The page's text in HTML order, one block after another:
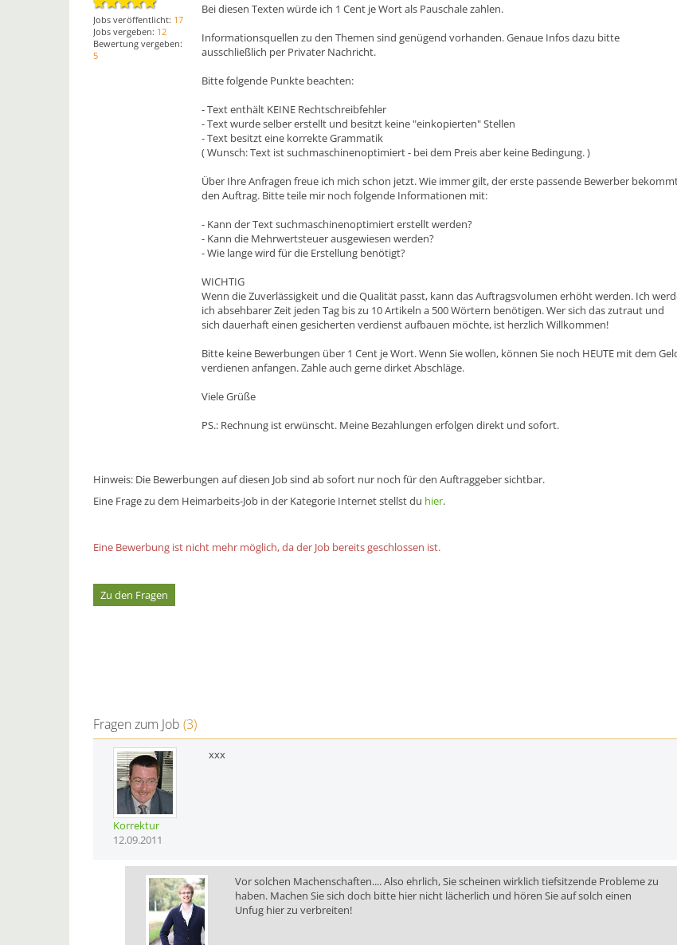
Jobs veröffentlicht: 17
Jobs vergeben: 12
Bewertung vergeben:
5
Bei diesen Texten würde ich 1 Cent je Wort als Pauschale zahlen.
Informationsquellen zu den Themen sind genügend vorhanden. Genaue Infos dazu bitte
ausschließlich per Privater Nachricht.
Bitte folgende Punkte beachten:
- Text enthält KEINE Rechtschreibfehler
- Text wurde selber erstellt und besitzt keine "einkopierten" Stellen
- Text besitzt eine korrekte Grammatik
( Wunsch: Text ist suchmaschinenoptimiert - bei dem Preis aber keine Bedingung. )
Über Ihre Anfragen freue ich mich schon jetzt. Wie immer gilt, der erste passende Bewerber
den Auftrag. Bitte teile mir noch folgende Informationen mit:
- Kann der Text suchmaschinenoptimiert erstellt werden?
- Kann die Mehrwertsteuer ausgewiesen werden?
- Wie lange wird für die Erstellung benötigt?
WICHTIG
Wenn die Zuverlässigkeit und die Qualität passt, kann das Auftragsvolumen erhöht werden. Ich
ich absehbarer Zeit jeden Tag bis zu 10 Artikeln a 500 Wörtern benötigen. Wer sich das zutraut und
sich dauerhaft einen gesicherten verdienst aufbauen möchte, ist herzlich Willkommen!
Bitte keine Bewerbungen über 1 Cent je Wort. Wenn Sie wollen, können Sie noch HEUTE mit dem
verdienen anfangen. Zahle auch gerne dirket Abschläge.
Viele Grüße
PS.: Rechnung ist erwünscht. Meine Bezahlungen erfolgen direkt und sofort.
Hinweis: Die Bewerbungen auf diesen Job sind ab sofort nur noch für den Auftraggeber sichtbar.
Eine Frage zu dem Heimarbeits-Job in der Kategorie Internet stellst du hier.
Eine Bewerbung ist nicht mehr möglich, da der Job bereits geschlossen ist.
Zu den Fragen
Fragen zum Job (3)
Korrektur
12.09.2011
xxx
Vor solchen Machenschaften.... Also ehrlich, Sie scheinen wirklich tiefsitzende Probleme zu
haben. Machen Sie sich doch bitte hier nicht lächerlich und hören Sie auf solch einen
Unfug hier zu verbreiten!